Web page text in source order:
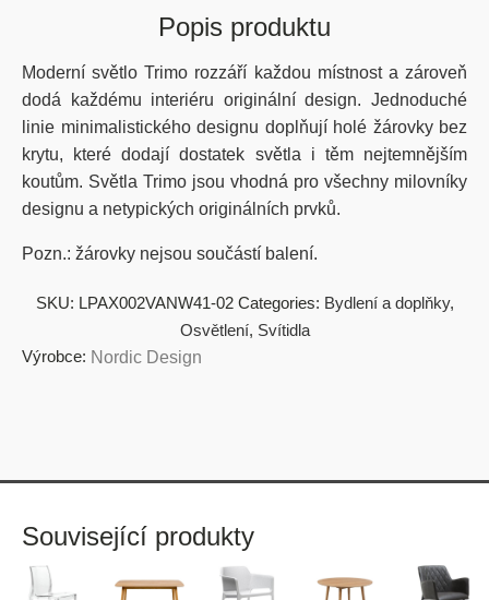
Popis produktu
Moderní světlo Trimo rozzáří každou místnost a zároveň
dodá každému interiéru originální design. Jednoduché
linie minimalistického designu doplňují holé žárovky bez
krytu, které dodají dostatek světla i těm nejtemnějším
koutům. Světla Trimo jsou vhodná pro všechny milovníky
designu a netypických originálních prvků.
Pozn.: žárovky nejsou součástí balení.
SKU: LPAX002VANW41-02 Categories: Bydlení a doplňky,
Osvětlení, Svítidla
Výrobce: Nordic Design
Související produkty